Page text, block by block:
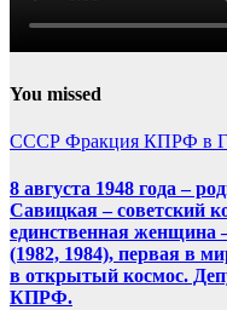
You missed
СССР Фракция КПРФ в
8 августа 1948 года –
Савицкая – советский
единственная женщина
(1982, 1984), первая в
в открытый космос.
КПРФ.